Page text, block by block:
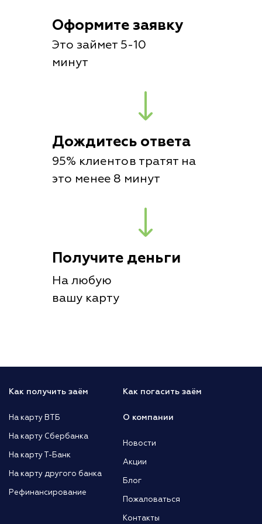
Оформите заявку
Это займет 5-10
минут
Дождитесь ответа
95% клиентов тратят на
это менее 8 минут
Получите деньги
На любую
вашу карту
Как получить заём
На карту ВТБ
На карту Сбербанка
На карту Т-Банк
На карту другого банка
Рефинансирование
Как погасить заём
О компании
Новости
Акции
Блог
Пожаловаться
Контакты